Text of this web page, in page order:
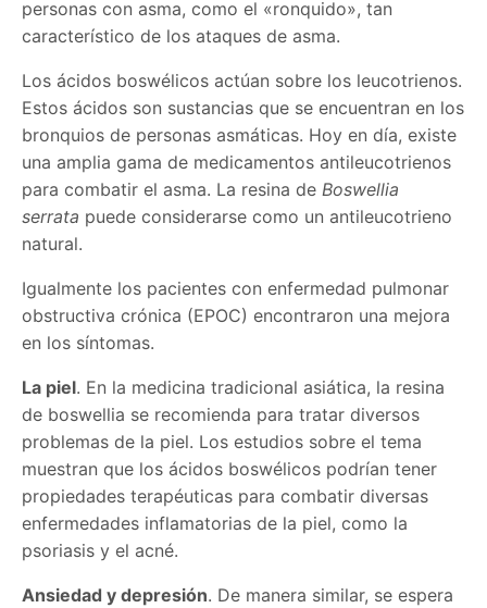
personas con asma, como el «ronquido», tan
característico de los ataques de asma.
Los ácidos boswélicos actúan sobre los leucotrienos.
Estos ácidos son sustancias que se encuentran en los
bronquios de personas asmáticas. Hoy en día, existe
una amplia gama de medicamentos antileucotrienos
para combatir el asma. La resina deBoswellia
serrata puede considerarse como un antileucotrieno
natural.
Igualmente los pacientes con enfermedad pulmonar
obstructiva crónica (EPOC) encontraron una mejora
en los síntomas.
La piel. En la medicina tradicional asiática, la resina
de boswellia se recomienda para tratar diversos
problemas de la piel. Los estudios sobre el tema
muestran que los ácidos boswélicos podrían tener
propiedades terapéuticas para combatir diversas
enfermedades inflamatorias de la piel, como la
psoriasis y el acné.
Ansiedad y depresión. De manera similar, se espera